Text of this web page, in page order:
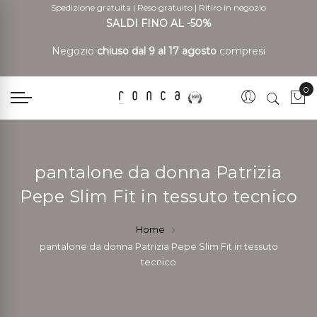
Spedizione gratuita | Reso gratuito | Ritiro in negozio
SALDI FINO AL -50%
Negozio chiuso dal 9 al 17 agosto compresi
0
pantalone da donna Patrizia
Pepe Slim Fit in tessuto tecnico
Home
pantalone da donna Patrizia Pepe Slim Fit in tessuto
tecnico